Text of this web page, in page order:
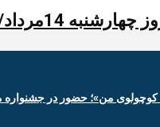
قیمت ها + جدول و جزئیات